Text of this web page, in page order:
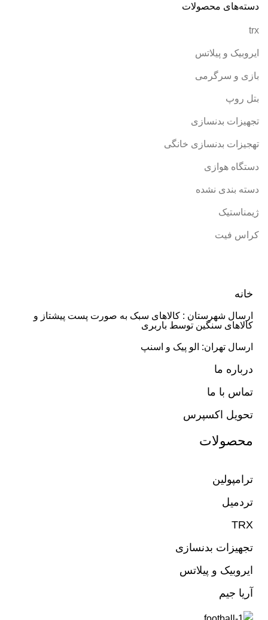
دسته‌های محصولات
trx
ایروبیک و پیلاتس
بازی و سرگرمی
بتل روپ
تجهیزات بدنسازی
تهجیزات بدنسازی خانگی
دستگاه هوازی
دسته بندی نشده
ژیمناستیک
کراس فیت
خانه
ارسال شهرستان : کالاهای سبک به صورت پست پیشتاز و
کالاهای سنگین توسط باربری
ارسال تهران: الو پیک و اسنپ
درباره ما
تماس با ما
تحویل اکسپرس
محصولات
ترامپولین
تردمیل
TRX
تجهیزات بدنسازی
ایروبیک و پیلاتس
آریا جیم